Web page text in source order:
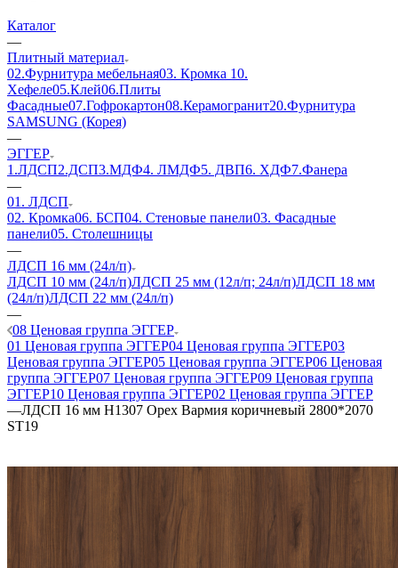
Каталог
—
Плитный материал
02.Фурнитура мебельная03. Кромка 10.
Хефеле05.Клей06.Плиты
Фасадные07.Гофрокартон08.Керамогранит20.Фурнитура
SAMSUNG (Корея)
—
ЭГГЕР
1.ЛДСП2.ДСП3.МДФ4. ЛМДФ5. ДВП6. ХДФ7.Фанера
—
01. ЛДСП
02. Кромка06. БСП04. Стеновые панели03. Фасадные
панели05. Столешницы
—
ЛДСП 16 мм (24л/п)
ЛДСП 10 мм (24л/п)ЛДСП 25 мм (12л/п; 24л/п)ЛДСП 18 мм
(24л/п)ЛДСП 22 мм (24л/п)
—
08 Ценовая группа ЭГГЕР
01 Ценовая группа ЭГГЕР04 Ценовая группа ЭГГЕР03
Ценовая группа ЭГГЕР05 Ценовая группа ЭГГЕР06 Ценовая
группа ЭГГЕР07 Ценовая группа ЭГГЕР09 Ценовая группа
ЭГГЕР10 Ценовая группа ЭГГЕР02 Ценовая группа ЭГГЕР
—ЛДСП 16 мм H1307 Орех Вармия коричневый 2800*2070
ST19